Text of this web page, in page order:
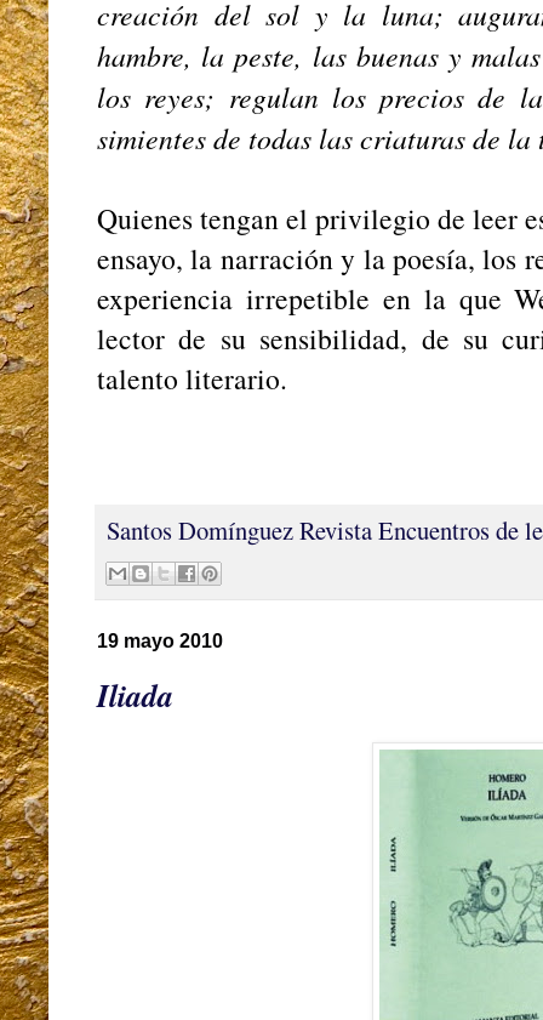
creación del sol y la luna;
hambre, la peste, las buenas y
los reyes; regulan los precios de
simientes de todas las criaturas de
Quienes tengan el privilegio de leer
ensayo, la narración y la poesía, los
experiencia irrepetible en la que
lector de su sensibilidad, de su
talento literario.
Santos DomínguezRevista Encuentros de
19 mayo 2010
Iliada